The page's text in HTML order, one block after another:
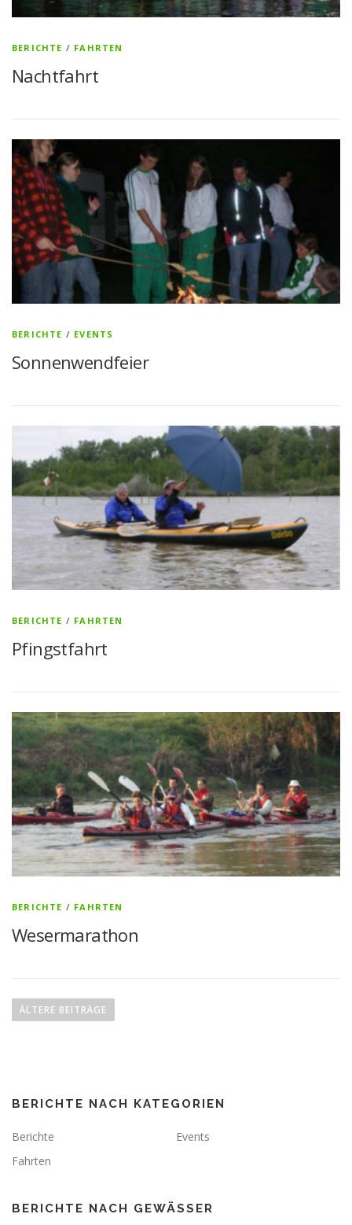
BERICHTE / FAHRTEN
Nachtfahrt
BERICHTE / EVENTS
Sonnenwendfeier
BERICHTE / FAHRTEN
Pfingstfahrt
BERICHTE / FAHRTEN
Wesermarathon
e
g
s
n
i
ÄLTERE BEITRÄGE
BERICHTE NACH KATEGORIEN
Berichte
Events
Fahrten
BERICHTE NACH GEWÄSSER